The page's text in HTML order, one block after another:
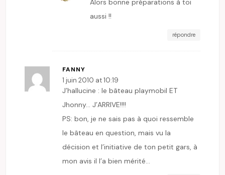
Alors bonne préparations à toi
aussi !!
répondre
FANNY
1 juin 2010 at 10:19
J’hallucine : le bâteau playmobil ET
Jhonny… J’ARRIVE!!!!
PS: bon, je ne sais pas à quoi ressemble
le bâteau en question, mais vu la
décision et l’initiative de ton petit gars, à
mon avis il l’a bien mérité…